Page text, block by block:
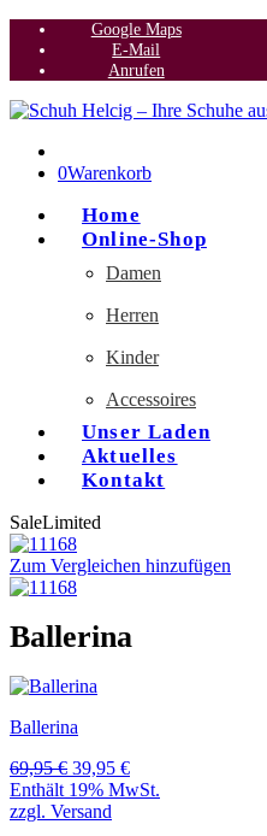
Google Maps
E-Mail
Anrufen
0Warenkorb
Home
Online-Shop
Damen
Herren
Kinder
Accessoires
Unser Laden
Aktuelles
Kontakt
SaleLimited
Zum Vergleichen hinzufügen
Ballerina
Ballerina
69,95€ Ursprünglicher
Preis
war:
39,95 €Aktueller
Preis
Enthält 19% MwSt.
zzgl. Versand